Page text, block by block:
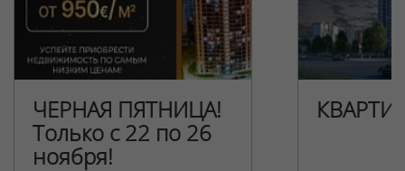
ЧЕРНАЯ ПЯТНИЦА!
Только с 22 по 26
ноября!